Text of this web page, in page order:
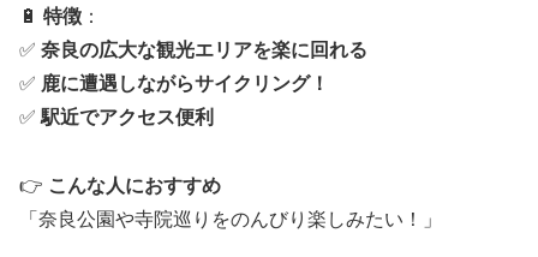
🔋 特徴 ：
✅ 奈良の広大な観光エリアを楽に回れる
✅ 鹿に遭遇しながらサイクリング！
✅ 駅近でアクセス便利
👉 こんな人におすすめ
「奈良公園や寺院巡りをのんびり楽しみたい！」